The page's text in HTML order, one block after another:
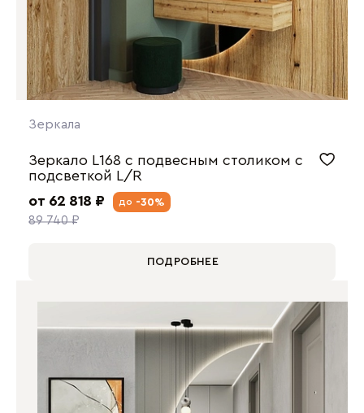
Зеркала
Зеркало L168 с подвесным столиком с
подсветкой L/R
от 62 818 ₽
89 740 ₽
до -30%
ПОДРОБНЕЕ